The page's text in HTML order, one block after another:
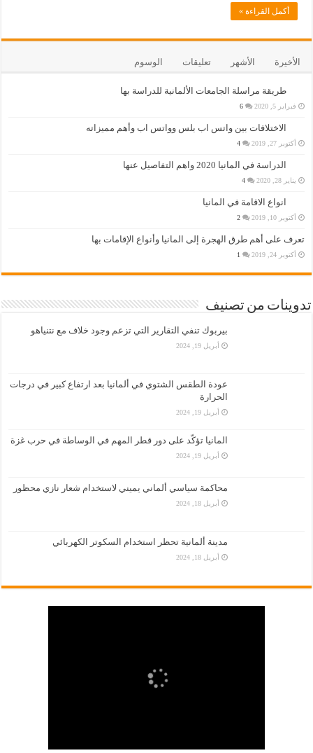
أكمل القراءة »
الأخيرة الأشهر تعليقات الوسوم
طريقة مراسلة الجامعات الألمانية للدراسة بها
فبراير 5, 2020 6
الاختلافات بين واتس اب بلس وواتس اب وأهم مميزاته
أكتوبر 27, 2019 4
الدراسة في المانيا 2020 واهم التفاصيل عنها
يناير 28, 2020 4
انواع الاقامة في المانيا
أكتوبر 10, 2019 2
تعرف على أهم طرق الهجرة إلى المانيا وأنواع الإقامات بها
أكتوبر 24, 2019 1
تدوينات من تصنيف
بيربوك تنفي التقارير التي تزعم وجود خلاف مع نتنياهو
أبريل 19, 2024
عودة الطقس الشتوي في ألمانيا بعد ارتفاع كبير في درجات
الحرارة
أبريل 19, 2024
المانيا تؤكّد على دور قطر المهم في الوساطة في حرب غزة
أبريل 19, 2024
محاكمة سياسي ألماني يميني لاستخدام شعار نازي محظور
أبريل 18, 2024
مدينة ألمانية تحظر استخدام السكوتر الكهربائي
أبريل 18, 2024